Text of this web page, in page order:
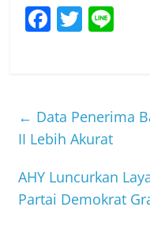
F
b
o
o
k
T
← Data Penerima
II Lebih Akurat
AHY Luncurkan
Partai Demokrat